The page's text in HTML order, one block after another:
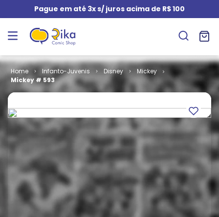
Pague em até 3x s/ juros acima de R$ 100
Infanto-Juvenis Disney
Mickey
Mickey # 593